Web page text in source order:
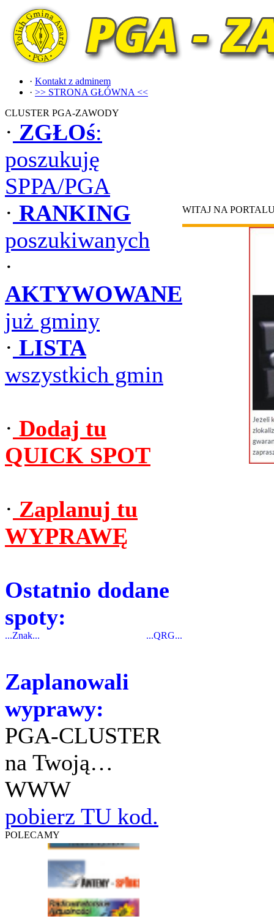
· Kontakt z adminem
· >> STRONA GŁÓWNA <<
CLUSTER PGA-ZAWODY
· ZGŁOś:
poszukuję
SPPA/PGA
· RANKING
poszukiwanych
·
AKTYWOWANE
już gminy
· LISTA
wszystkich gmin
· Dodaj tu
QUICK SPOT
· Zaplanuj tu
WYPRAWĘ
Ostatnio dodane
spoty:
...Znak... ...QRG...
Zaplanowali
wyprawy:
PGA-CLUSTER
na Twoją…
WWW
pobierz TU kod.
POLECAMY
WITAJ NA